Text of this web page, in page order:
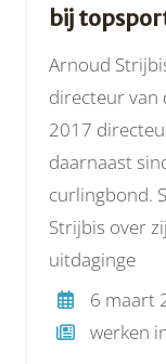
bij
Arnoud
directeur van
2017
daarnaast
curlingbond.
Strijbis over
uitdaginge
6 maart
werken